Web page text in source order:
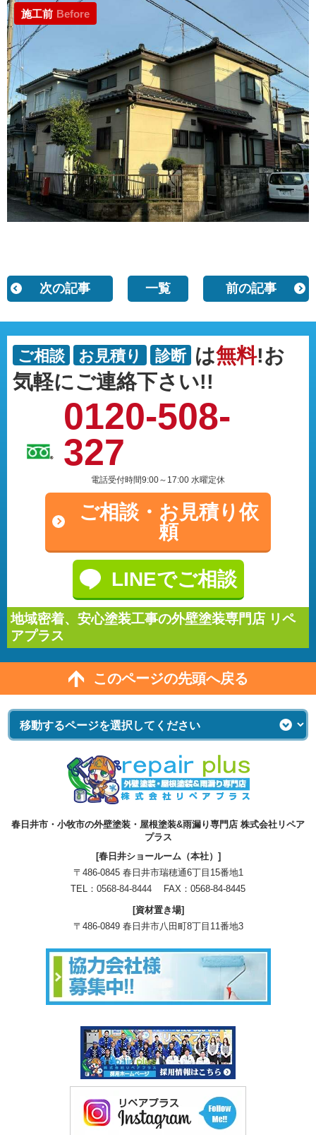
施工前 Before
次の記事 一覧 前の記事
ご相談 お見積り 診断 は無料!お
気軽にご連絡下さい!!
0120-508-
327
電話受付時間9:00～17:00 水曜定休
ご相談・ お見積り依
頼
LINEでご相談
地域密着、安心塗装工事の外壁塗装専門店 リペ
アプラス
このページの先頭へ戻る
春日井市・小牧市の外壁塗装・屋根塗装&雨漏り専門店 株式会社リペア
プラス
[春日井ショールーム（本社）]
〒486-0845 春日井市瑞穂通6丁目15番地1
TEL： 0568-84-8444 FAX：0568-84-8445
[資材置き場]
〒486-0849 春日井市八田町8丁目11番地3